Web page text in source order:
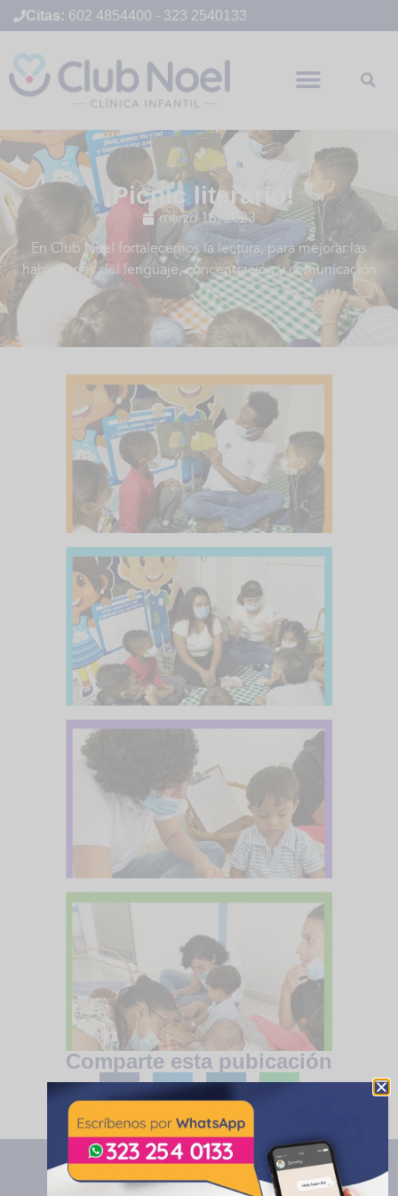
Citas: 602 4854400 - 323 2540133
¡Picnic literario!
marzo 16, 2023
En Club Noel fortalecemos la lectura, para mejorar las
habilidades del lenguaje, concentración y comunicación
Comparte esta pubicación